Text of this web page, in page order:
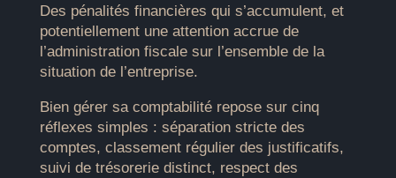
Des pénalités financières qui s’accumulent, et
potentiellement une attention accrue de
l’administration fiscale sur l’ensemble de la
situation de l’entreprise.
Bien gérer sa comptabilité repose sur cinq
réflexes simples : séparation stricte des
comptes, classement régulier des justificatifs,
suivi de trésorerie distinct, respect des